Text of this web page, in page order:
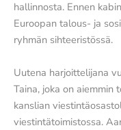
hallinnosta. Ennen
Euroopan talous- ja
ryhmän sihteeristössä.
Uutena harjoittelijana
Taina, joka on
kanslian
viestintätoimistossa.